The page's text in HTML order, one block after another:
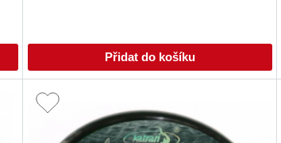
Přidat do košíku